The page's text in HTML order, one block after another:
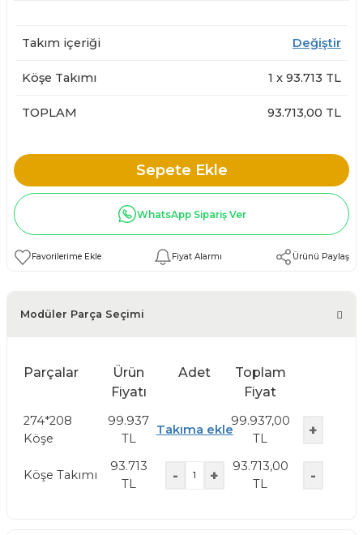
Takım içeriği Değiştir
Köşe Takımı 1 x 93.713 TL
TOPLAM 93.713,00 TL
Sepete Ekle
WhatsApp Sipariş Ver
Fiyat Alarmı Ürünü Paylaş
Modüler Parça Seçimi
Parçalar
Ürün
Fiyatı
Adet
Toplam
Fiyat
274*208
Köşe
99.937
TL
Takıma ekle
99.937,00
TL
+
Köşe Takımı
93.713
TL
- +
93.713,00
TL
-
Modeli